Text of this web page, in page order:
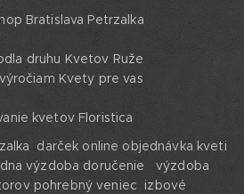
Bratislava Petrzalka
druhu Kvetov Ruže
Kvety pre vas
kvetov Floristica
darček online objednávka kveti
výzdoba doručenie výzdoba
pohrebný veniec izbové